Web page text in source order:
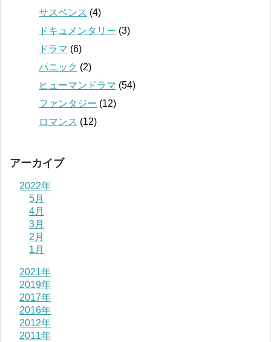
サスペンス (4)
ドキュメンタリー (3)
ドラマ (6)
パニック (2)
ヒューマンドラマ (54)
ファンタジー (12)
ロマンス (12)
アーカイブ
2022年
5月
4月
3月
2月
1月
2021年
2019年
2017年
2016年
2012年
2011年